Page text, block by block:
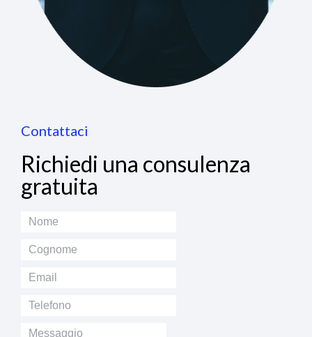
Contattaci
Richiedi una consulenza
gratuita